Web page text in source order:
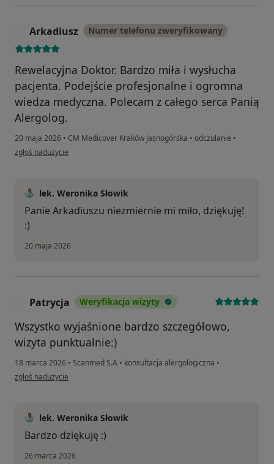
Arkadiusz Numer telefonu zweryfikowany
Rewelacyjna Doktor. Bardzo miła i wysłucha
pacjenta. Podejście profesjonalne i ogromna
wiedza medyczna. Polecam z całego serca Panią
Alergolog.
20 maja 2026 • CM Medicover Kraków Jasnogórska • odczulanie •
w opinii użytkownika Arkadiusz
zgłoś nadużycie
lek. Weronika Słowik
Panie Arkadiuszu niezmiernie mi miło, dziękuję!
:)
20 maja 2026
Patrycja Weryfikacja wizyty
Wszystko wyjaśnione bardzo szczegółowo,
wizyta punktualnie:)
18 marca 2026 • Scanmed S.A • konsultacja alergologiczna •
w opinii użytkownika Patrycja
zgłoś nadużycie
lek. Weronika Słowik
Bardzo dziękuję :)
26 marca 2026